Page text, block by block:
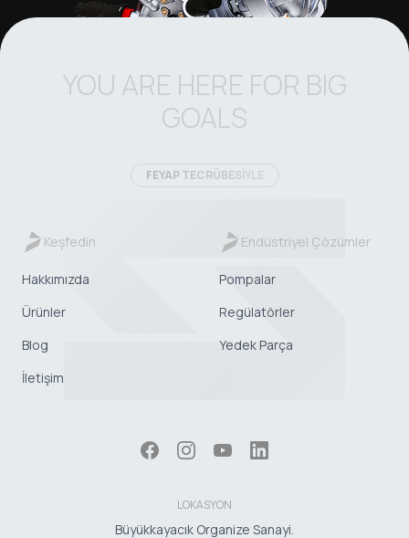
YOU ARE HERE FOR BIG
GOALS
FEYAP TECRÜBESİYLE
Keşfedin
Hakkımızda
Ürünler
Blog
İletişim
Endüstriyel Çözümler
Pompalar
Regülatörler
Yedek Parça
LOKASYON
Büyükkayacık Organize Sanayi.